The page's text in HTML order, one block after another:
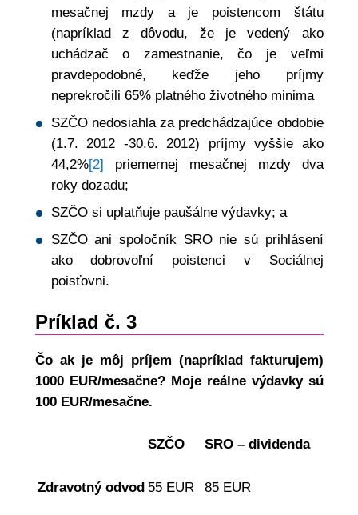
mesačnej mzdy a je poistencom štátu
(napríklad z dôvodu, že je vedený ako
uchádzač o zamestnanie, čo je veľmi
pravdepodobné, keďže jeho príjmy
neprekročili 65% platného životného minima
SZČO nedosiahla za predchádzajúce obdobie
(1.7. 2012 -30.6. 2012) príjmy vyššie ako
44,2%[2] priemernej mesačnej mzdy dva
roky dozadu;
SZČO si uplatňuje paušálne výdavky; a
SZČO ani spoločník SRO nie sú prihlásení
ako dobrovoľní poistenci v Sociálnej
poisťovni.
Príklad č. 3
Čo ak je môj príjem (napríklad fakturujem)
1000 EUR/mesačne? Moje reálne výdavky sú
100 EUR/mesačne.
SZČO SRO – dividenda
Zdravotný odvod 55 EUR 85 EUR